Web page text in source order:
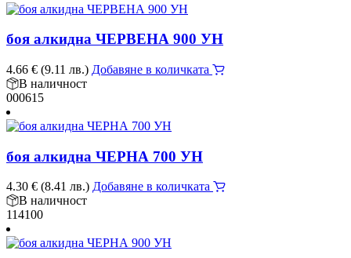
боя алкидна ЧЕРВЕНА 900 УН
4.66 € (9.11 лв.) Добавяне в количката
В наличност
000615
боя алкидна ЧЕРНА 700 УН
4.30 € (8.41 лв.) Добавяне в количката
В наличност
114100